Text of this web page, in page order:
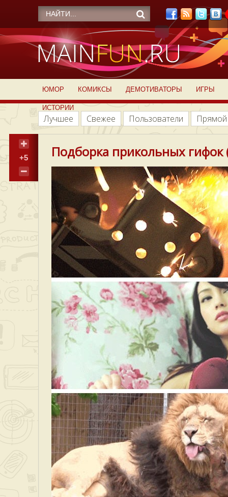
ЮМОР КОМИКСЫ ДЕМОТИВАТОРЫ ИГРЫ
ИСТОРИИ
Лучшее Свежее Пользователи
+5 Подборка прикольных гифок